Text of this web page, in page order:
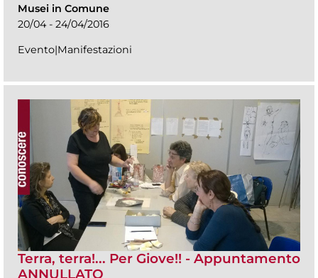
Musei in Comune
20/04 - 24/04/2016
Evento|Manifestazioni
Terra, terra!... Per Giove!! - Appuntamento
ANNULLATO